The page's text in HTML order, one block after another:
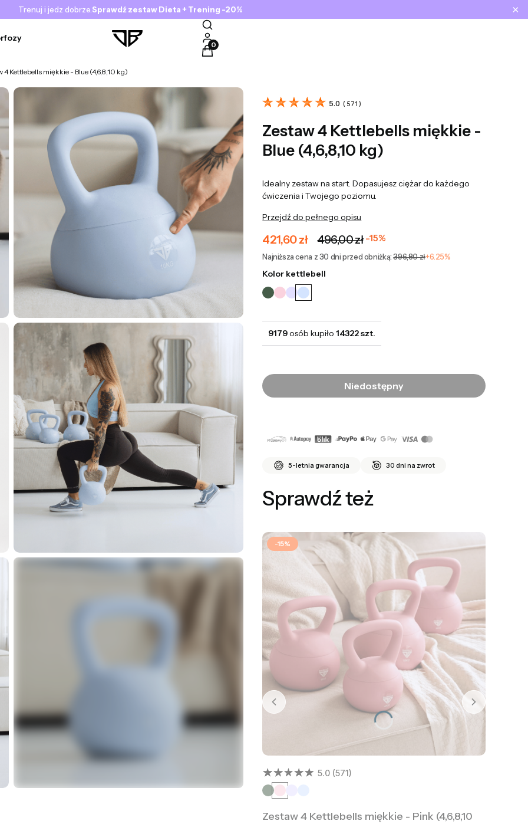
Trenuj i jedz dobrze.Sprawdź zestaw Dieta + Trening -20% ×
Produkty w koszyku: 0. Zobacz szczegóły
4 Kettlebells miękkie - Blue (4,6,8,10 kg)
5.0 ( 571 )
Zestaw 4 Kettlebells miękkie -
Blue (4,6,8,10 kg)
Idealny zestaw na start. Dopasujesz ciężar do każdego
ćwiczenia i Twojego poziomu.
Przejdź do pełnego opisu
421,60 zł 496,00 zł -15%
Najniższa cena z 30 dni przed obniżką: 396,80 zł+6.25%
Kolor kettlebell
9179osób kupiło14322 szt.
Niedostępny
5-letnia gwarancja 30 dni na zwrot
Sprawdź też
-15%
5.0 (571)
Zestaw 4 Kettlebells miękkie - Pink (4,6,8,10